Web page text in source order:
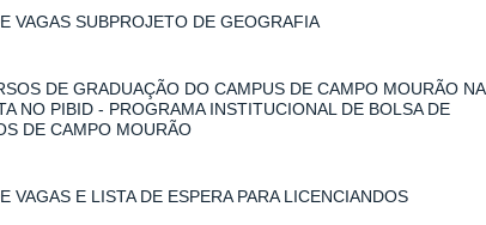
VAGAS SUBPROJETO DE GEOGRAFIA
DE GRADUAÇÃO DO CAMPUS DE CAMPO MOURÃO NA
NO PIBID - PROGRAMA INSTITUCIONAL DE BOLSA DE
DE CAMPO MOURÃO
VAGAS E LISTA DE ESPERA PARA LICENCIANDOS